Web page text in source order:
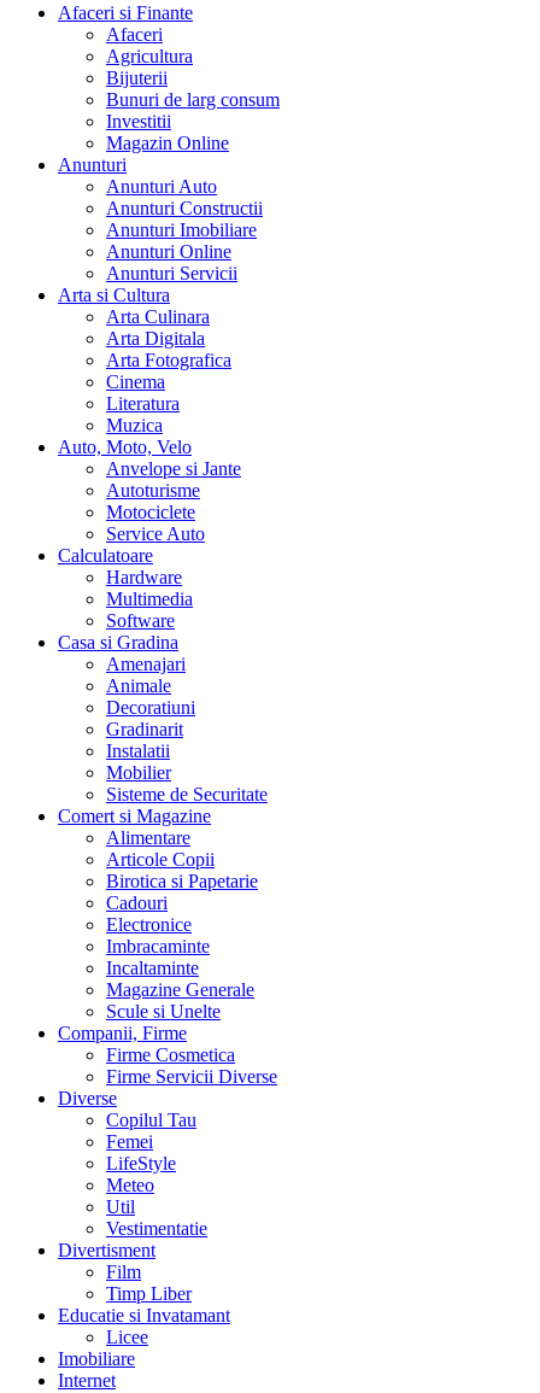
Afaceri si Finante
Afaceri
Agricultura
Bijuterii
Bunuri de larg consum
Investitii
Magazin Online
Anunturi
Anunturi Auto
Anunturi Constructii
Anunturi Imobiliare
Anunturi Online
Anunturi Servicii
Arta si Cultura
Arta Culinara
Arta Digitala
Arta Fotografica
Cinema
Literatura
Muzica
Auto, Moto, Velo
Anvelope si Jante
Autoturisme
Motociclete
Service Auto
Calculatoare
Hardware
Multimedia
Software
Casa si Gradina
Amenajari
Animale
Decoratiuni
Gradinarit
Instalatii
Mobilier
Sisteme de Securitate
Comert si Magazine
Alimentare
Articole Copii
Birotica si Papetarie
Cadouri
Electronice
Imbracaminte
Incaltaminte
Magazine Generale
Scule si Unelte
Companii, Firme
Firme Cosmetica
Firme Servicii Diverse
Diverse
Copilul Tau
Femei
LifeStyle
Meteo
Util
Vestimentatie
Divertisment
Film
Timp Liber
Educatie si Invatamant
Licee
Imobiliare
Internet